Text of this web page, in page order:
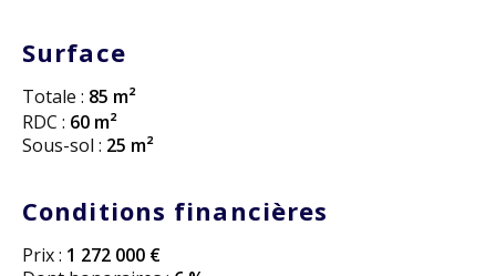
Surface
Totale : 85 m²
RDC : 60 m²
Sous-sol : 25 m²
Conditions financières
Prix : 1 272 000 €